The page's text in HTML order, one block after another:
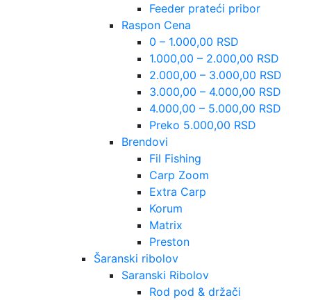
Feeder prateći pribor
Raspon Cena
0 – 1.000,00 RSD
1.000,00 – 2.000,00 RSD
2.000,00 – 3.000,00 RSD
3.000,00 – 4.000,00 RSD
4.000,00 – 5.000,00 RSD
Preko 5.000,00 RSD
Brendovi
Fil Fishing
Carp Zoom
Extra Carp
Korum
Matrix
Preston
Šaranski ribolov
Saranski Ribolov
Rod pod & držači